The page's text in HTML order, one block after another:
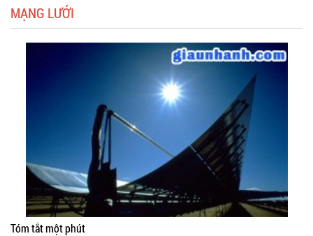
MẠNG LƯỚI
Tóm tắt một phút